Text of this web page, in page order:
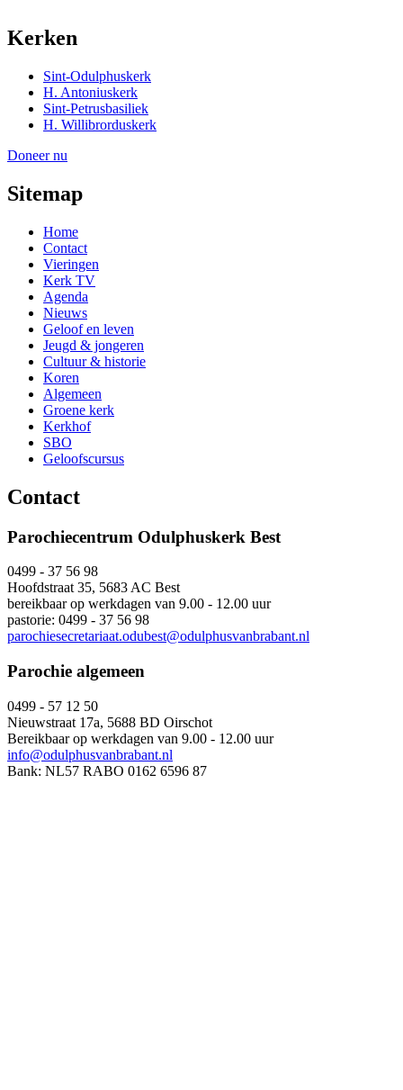
Kerken
Sint-Odulphuskerk
H. Antoniuskerk
Sint-Petrusbasiliek
H. Willibrorduskerk
Doneer nu
Sitemap
Home
Contact
Vieringen
Kerk TV
Agenda
Nieuws
Geloof en leven
Jeugd & jongeren
Cultuur & historie
Koren
Algemeen
Groene kerk
Kerkhof
SBO
Geloofscursus
Contact
Parochiecentrum Odulphuskerk Best
0499 - 37 56 98
Hoofdstraat 35, 5683 AC Best
bereikbaar op werkdagen van 9.00 - 12.00 uur
pastorie: 0499 - 37 56 98
parochiesecretariaat.odubest@odulphusvanbrabant.nl
Parochie algemeen
0499 - 57 12 50
Nieuwstraat 17a, 5688 BD Oirschot
Bereikbaar op werkdagen van 9.00 - 12.00 uur
info@odulphusvanbrabant.nl
Bank: NL57 RABO 0162 6596 87